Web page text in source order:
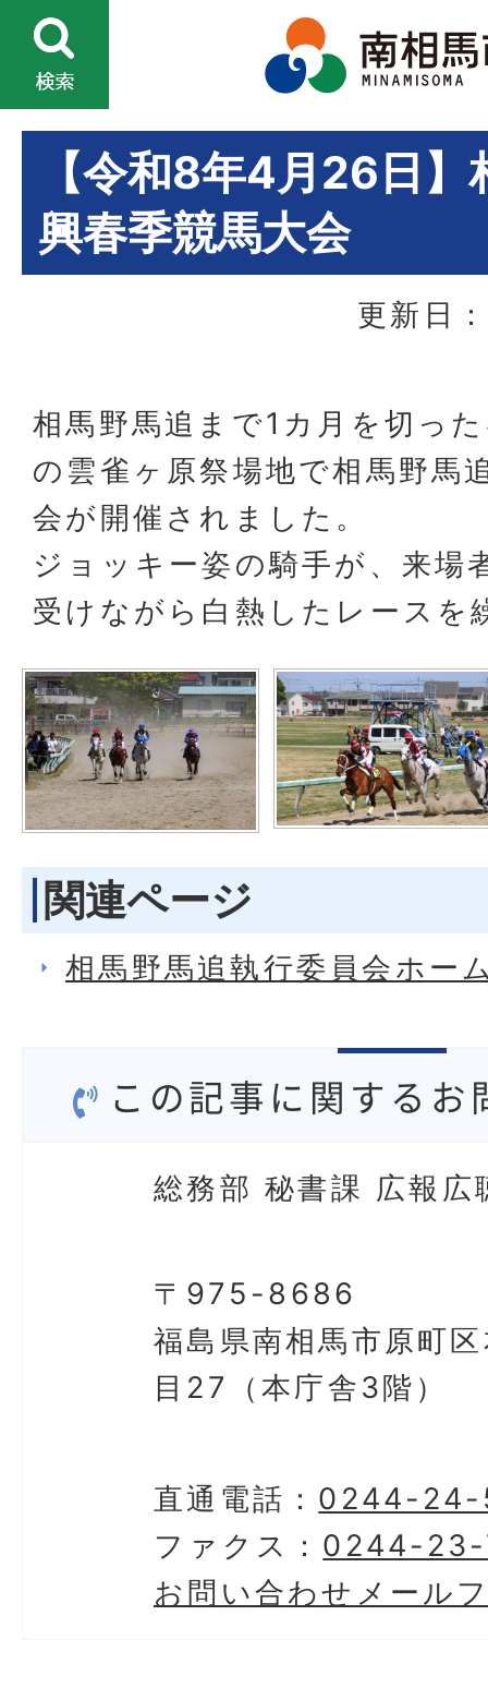
【令和8年4月26日
興春季競馬大会
更新日
相馬野馬追まで1カ月を切っ
の雲雀ヶ原祭場地で相馬野馬
会が開催されました。
ジョッキー姿の騎手が、来場
受けながら白熱したレースを
関連ページ
相馬野馬追執行委員会ホー
この記事に関するお
総務部 秘書課 広報広
〒975-8686
福島県南相馬市原町
目27（本庁舎3階）
直通電話： 0244-24-
ファクス： 0244-
お問い合わせメール